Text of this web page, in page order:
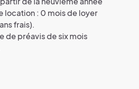
location : 0 mois de loyer
frais).
de préavis de six mois